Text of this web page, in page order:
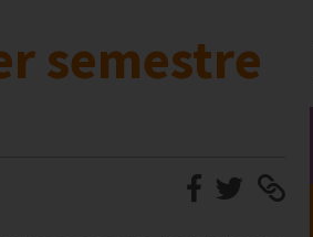
semestre